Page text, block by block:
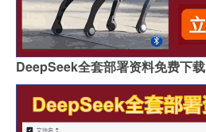
DeepSeek全套部署资料免费下载